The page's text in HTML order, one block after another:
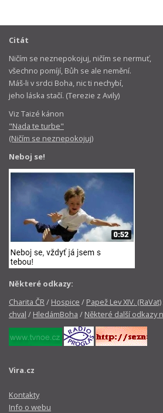
Citát
Ničím se neznepokojuj, ničím se nermuť,
všechno pomíjí, Bůh se ale nemění.
Máš-li v srdci Boha, nic ti nechybí,
jeho láska stačí. (Terezie z Avily)
Viz Taizé kánon
"Nada te turbe"
(Ničím se neznepokojuj)
Neboj se!
Některé odkazy:
Charita ČR/ Hospice / Papež Lev XIV. (RaVat)
chval / HledámBoha / Některé další odkazy
Vira.cz
Kontakty
Info o webu